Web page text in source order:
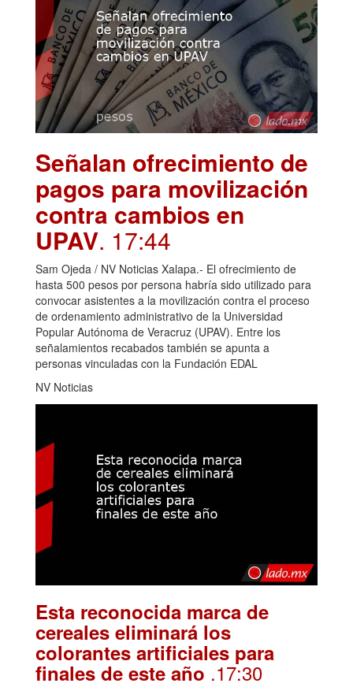
Señalan ofrecimiento de
pagos para movilización
contra cambios en
UPAV. 17:44
Sam Ojeda / NV Noticias Xalapa.- El ofrecimiento de
hasta 500 pesos por persona habría sido utilizado para
convocar asistentes a la movilización contra el proceso
de ordenamiento administrativo de la Universidad
Popular Autónoma de Veracruz (UPAV). Entre los
señalamientos recabados también se apunta a
personas vinculadas con la Fundación EDAL
NV Noticias
Esta reconocida marca de
cereales eliminará los
colorantes artificiales para
finales de este año .17:30